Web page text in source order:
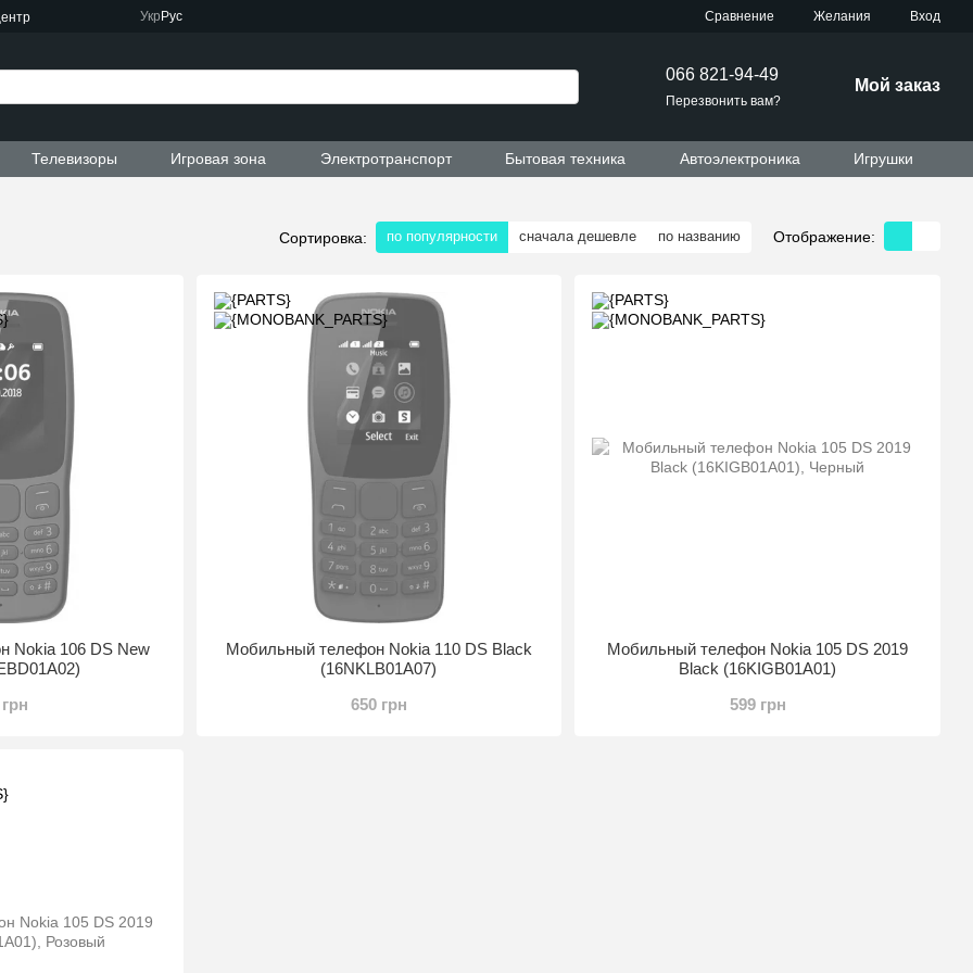
Укр Рус Сравнение Желания Вход
066 821-94-49
Перезвонить вам?
Мой заказ
Телевизоры Игровая зона Электротранспорт Бытовая техника Автоэлектроника Игрушки
Сортировка: по популярности сначала дешевле по названию Отображение:
Nokia 106 DS New
Мобильный телефон Nokia 110 DS Black
(16NKLB01A07)
650 грн
Мобильный телефон Nokia 105 DS 2019
Black (16KIGB01A01)
599 грн